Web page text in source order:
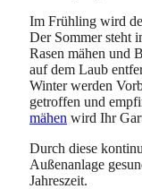
Im Frühling wird
Der Sommer steht
Rasen mähen und
auf dem Laub
Winter werden
getroffen und
mähen wird Ihr
Durch diese
Außenanlage
Jahreszeit.